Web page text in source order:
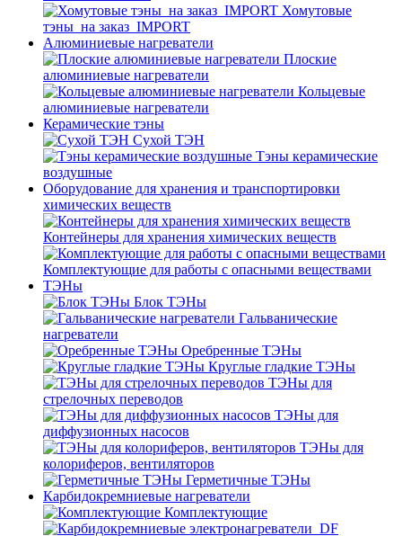
Хомутовые
тэны_на заказ_IMPORT
Алюминиевые нагреватели
Плоские
алюминиевые нагреватели
Кольцевые
алюминиевые нагреватели
Керамические тэны
Сухой ТЭН
Тэны керамические
воздушные
Оборудование для хранения и транспортировки
химических веществ
Контейнеры для хранения химических веществ
Комплектующие для работы с опасными веществами
ТЭНы
Блок ТЭНы
Гальванические
нагреватели
Оребренные ТЭНы
Круглые гладкие ТЭНы
ТЭНы для
стрелочных переводов
ТЭНы для
диффузионных насосов
ТЭНы для
колориферов, вентиляторов
Герметичные ТЭНы
Карбидокремниевые нагреватели
Комплектующие